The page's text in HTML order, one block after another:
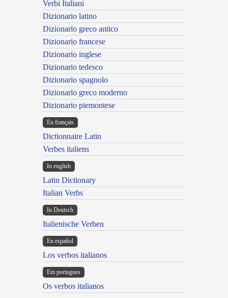
Verbi Italiani
Dizionario latino
Dizionario greco antico
Dizionario francese
Dizionario inglese
Dizionario tedesco
Dizionario spagnolo
Dizionario greco moderno
Dizionario piemontese
En français
Dictionnaire Latin
Verbes italiens
In english
Latin Dictionary
Italian Verbs
In Deutsch
Italienische Verben
En español
Los verbos italianos
Em portugues
Os verbos italianos